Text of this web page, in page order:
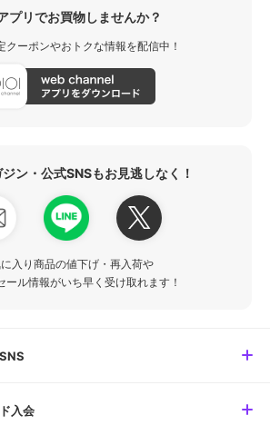
プリでお買物しませんか？
クーポンやおトクな情報を配信中！
ン・公式SNSもお見逃しなく！
入り商品の値下げ・再入荷や
ール情報がいち早く受け取れます！
入会